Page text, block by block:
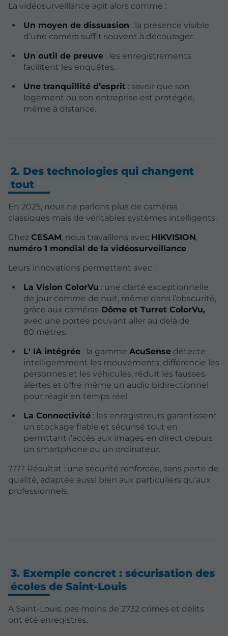
La vidéosurveillance agit alors comme :
Un moyen de dissuasion : la présence visible
d’une caméra suffit souvent à décourager.
Un outil de preuve: les enregistrements
facilitent les enquêtes.
Une tranquillité d’esprit: savoir que son
logement ou son entreprise est protégée,
même à distance.
2. Des technologies qui changent
tout
En 2025, nous ne parlons plus de caméras
classiques mais de véritables systèmes intelligents.
Chez CESAM, nous travaillons avec HIKVISION,
numéro 1 mondial de la vidéosurveillance.
Leurs innovations permettent avec :
La Vision ColorVu : une clarté exceptionnelle
de jour comme de nuit, même dans l’obscurité,
grâce aux caméras Dôme et Turret ColorVu,
avec une portée pouvant aller au delà de
80 mètres.
L' IA intégrée: la gamme AcuSensedétecte
intelligemment les mouvements, différencie les
personnes et les véhicules, réduit les fausses
alertes et offre même un audio bidirectionnel
pour réagir en temps réel.
La Connectivité: les enregistreurs garantissent
un stockage fiable et sécurisé tout en
permttant l'accès aux images en direct depuis
un smartphone ou un ordinateur.
???? Résultat : une sécurité renforcée, sans perte de
qualité, adaptée aussi bien aux particuliers qu'aux
professionnels.
3. Exemple concret : sécurisation des
écoles de Saint-Louis
A Saint-Louis, pas moins de 2732 crimes et délits
ont été enregistrés.